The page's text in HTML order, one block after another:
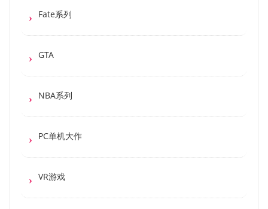
Fate系列
GTA
NBA系列
PC单机大作
VR游戏